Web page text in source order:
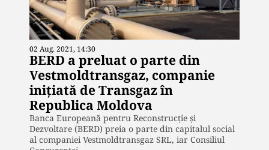
02 Aug. 2021, 14:30
BERD a preluat o parte din
Vestmoldtransgaz, companie
inițiată de Transgaz în
Republica Moldova
Banca Europeană pentru Reconstrucție și
Dezvoltare (BERD) preia o parte din capitalul social
al companiei Vestmoldtransgaz SRL, iar Consiliul